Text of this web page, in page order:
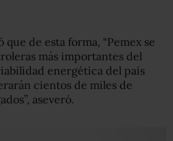
de esta forma, “Pemex se
más importantes del
energética del país
cientos de miles de
aseveró.